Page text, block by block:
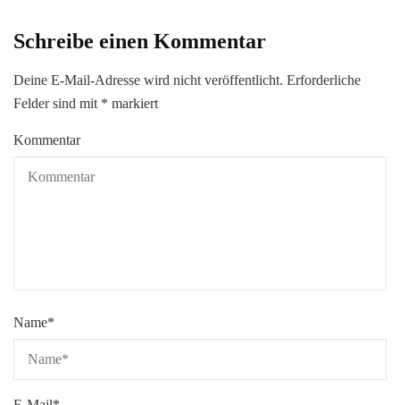
Schreibe einen Kommentar
Deine E-Mail-Adresse wird nicht veröffentlicht. Erforderliche
Felder sind mit * markiert
Kommentar
Name*